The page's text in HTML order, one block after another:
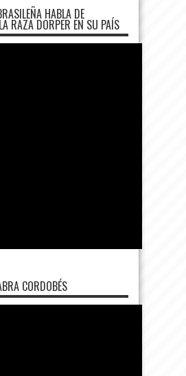
HABLA DE
RAZA DORPER EN SU PAÍS
CORDOBÉS